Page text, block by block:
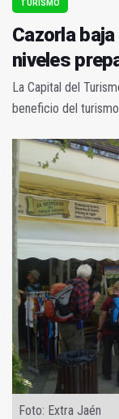
TURISMO
Cazorla
niveles
La Capital del
beneficio del
Foto: Extra Jaén